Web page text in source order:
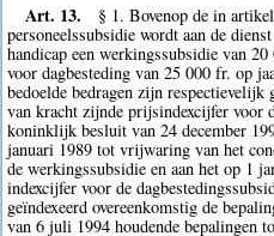
Art. 13.
§ 1. Bovenop de in
personeelssubsidie wordt aan de
handicap een werkingssubsidie van
voor dagbesteding van 25 000 fr. op
bedoelde bedragen zijn respectievelijk
van kracht zijnde prijsindexcijfer voor
koninklijk besluit van 24 december
januari 1989 tot vrijwaring van het
de werkingssubsidie en aan het op 1
indexcijfer voor de
geïndexeerd overeenkomstig de
van 6 juli 1994 houdende bepalingen